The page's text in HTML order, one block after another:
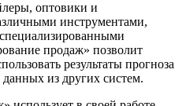
оптовики и
инструментами,
продаж» позволит
результаты прогноза
из других систем.